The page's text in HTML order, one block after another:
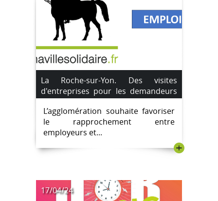
La Roche-sur-Yon. Des visites
d'entreprises pour les demandeurs
d'emploi
L’agglomération souhaite favoriser
le rapprochement entre
employeurs et...
+
17/04/24